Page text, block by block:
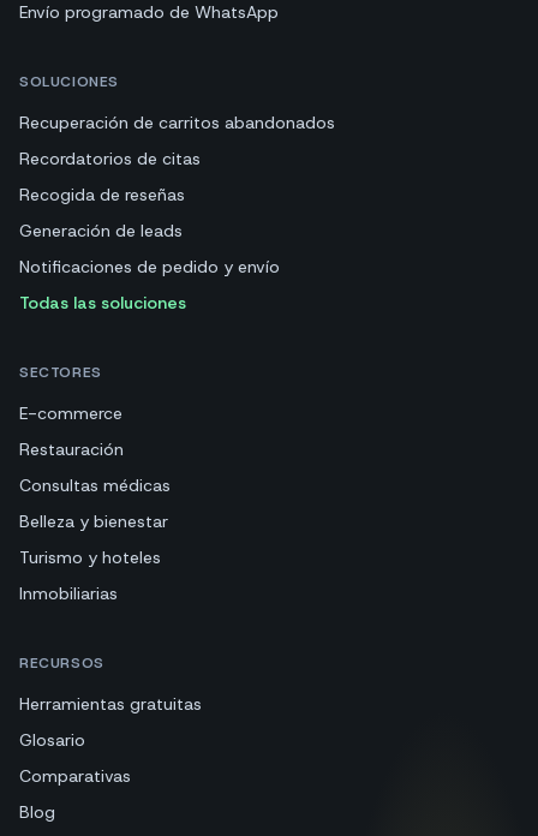
Envío programado de WhatsApp
SOLUCIONES
Recuperación de carritos abandonados
Recordatorios de citas
Recogida de reseñas
Generación de leads
Notificaciones de pedido y envío
Todas las soluciones
SECTORES
E-commerce
Restauración
Consultas médicas
Belleza y bienestar
Turismo y hoteles
Inmobiliarias
RECURSOS
Herramientas gratuitas
Glosario
Comparativas
Blog